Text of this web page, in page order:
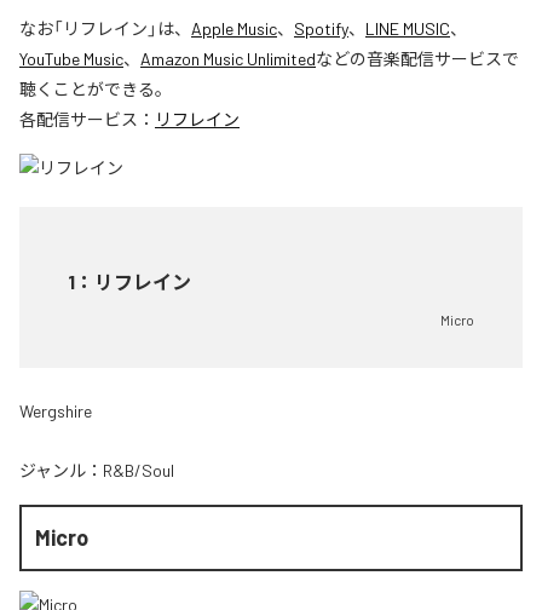
なお「リフレイン 」は、 Apple Music、 Spotify、 LINE MUSIC、
YouTube Music、 Amazon Music Unlimitedなどの音楽配信サービスで
聴くことができる。
各配信サービス： リフレイン
1 ： リフレイン
Micro
Wergshire
ジャンル： R&B/Soul
Micro